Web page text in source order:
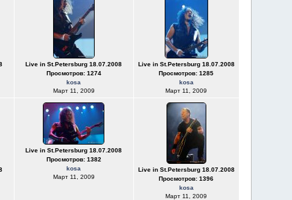
Live in St.Petersburg 18.07.2008
Просмотров: 1274
kosa
Март 11, 2009
Live in St.Petersburg 18.07.2008
Просмотров: 1285
kosa
Март 11, 2009
Live in St.Petersburg 18.07.2008
Просмотров: 1382
kosa
Март 11, 2009
Live in St.Petersburg 18.07.2008
Просмотров: 1396
kosa
Март 11, 2009